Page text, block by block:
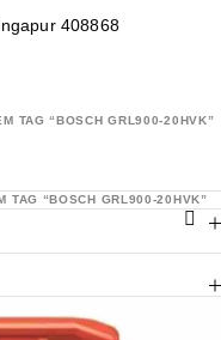
408868
TAG “BOSCH GRL900-20HVK”
TAG “BOSCH GRL900-20HVK”